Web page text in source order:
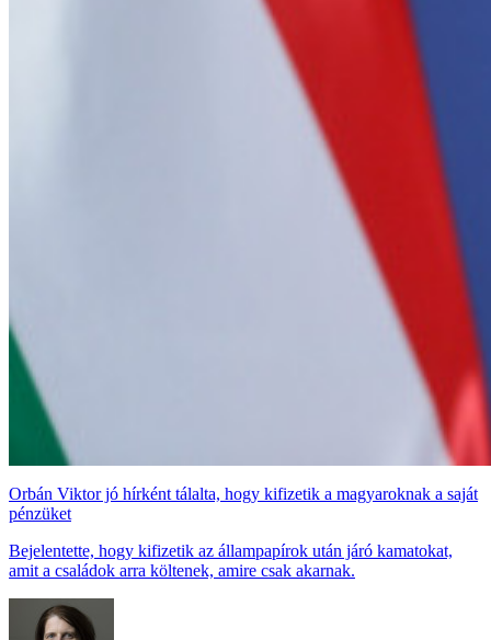
Orbán Viktor jó hírként tálalta, hogy kifizetik a magyaroknak a saját
pénzüket
Bejelentette, hogy kifizetik az állampapírok után járó kamatokat,
amit a családok arra költenek, amire csak akarnak.